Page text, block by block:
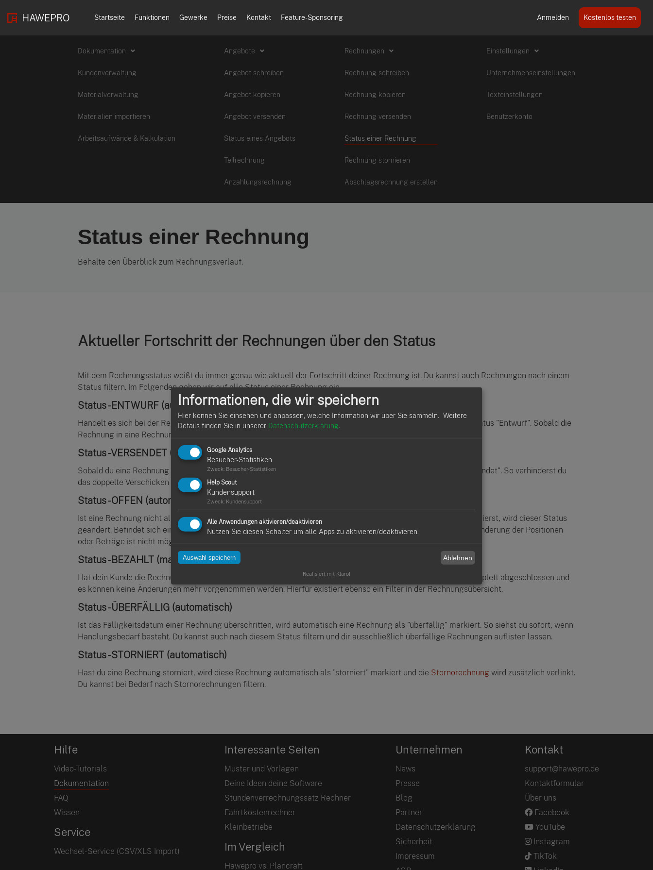
HAWEPRO Startseite Funktionen Gewerke Preise Kontakt Feature-Sponsoring Anmelden Kostenlos testen
Dokumentation
Kundenverwaltung
Materialverwaltung
Materialien importieren
Arbeitsaufwände & Kalkulation
Angebote
Angebot schreiben
Angebot kopieren
Angebot versenden
Status eines Angebots
Teilrechnung
Anzahlungsrechnung
Rechnungen
Rechnung schreiben
Rechnung kopieren
Rechnung versenden
Status einer Rechnung
Rechnung stornieren
Abschlagsrechnung erstellen
Einstellungen
Unternehmenseinstellungen
Texteinstellungen
Benutzerkonto
Status einer Rechnung
Behalte den Überblick zum Rechnungsverlauf.
Aktueller Fortschritt der Rechnungen über den Status
Mit dem Rechnungsstatus weißt du immer genau wie aktuell der Fortschritt deiner Rechnung ist. Du kannst auch Rechnungen nach einem
Status filtern. Im Folgenden gehen wir auf alle Status einer Rechnung ein.
Status - ENTWURF (automatisch)
Handelt es sich bei der Rechnung um einen Entwurf (d.h. ohne Rechnungsnummer) erhält sie automatisch den Status "Entwurf". Sobald die
Rechnung in eine Rechnung mit Rechnungsnummer umgewandelt wird, ändert sich auch der Status.
Status - VERSENDET (automatisch)
Sobald du eine Rechnung als E-Mail an deine Kunden versendest, erhält die Rechnung den Status "Als Mail versendet". So verhinderst du
das doppelte Verschicken der Rechnung. Rechnungsentwürfe können nicht per E-Mail verschickt werden.
Status - OFFEN (automatisch)
Ist eine Rechnung nicht als "bezahlt" markiert, gilt sie als offen. Erst nachdem du die Rechnung als "bezahlt" markierst, wird dieser Status
geändert. Befindet sich eine Rechnung im Status "offen", können noch Korrekturen vorgenommen werden. Eine Änderung der Positionen
oder Beträge ist nicht möglich. Nach diesem Status kann auf der Übersichtsseite gefiltert werden.
Status - BEZAHLT (manuell)
Hat dein Kunde die Rechnung beglichen, kannst du diese jetzt als bezahlt markieren. Damit ist die Rechnung komplett abgeschlossen und
es können keine Änderungen mehr vorgenommen werden. Hierfür existiert ebenso ein Filter in der Rechnungsübersicht.
Status - ÜBERFÄLLIG (automatisch)
Ist das Fälligkeitsdatum einer Rechnung überschritten, wird automatisch eine Rechnung als "überfällig" markiert. So siehst du sofort, wenn
Handlungsbedarf besteht. Du kannst auch nach diesem Status filtern und dir ausschließlich überfällige Rechnungen auflisten lassen.
Status - STORNIERT (automatisch)
Hast du eine Rechnung storniert, wird diese Rechnung automatisch als "storniert" markiert und die Stornorechnung wird zusätzlich verlinkt.
Du kannst bei Bedarf nach Stornorechnungen filtern.
Hilfe
Video-Tutorials
Dokumentation
FAQ
Wissen
Service
Wechsel-Service (CSV/XLS Import)
Interessante Seiten
Muster und Vorlagen
Deine Ideen deine Software
Stundenverrechnungssatz Rechner
Fahrtkostenrechner
Kleinbetriebe
Im Vergleich
Hawepro vs. Plancraft
Unternehmen
News
Presse
Blog
Partner
Datenschutzerklärung
Sicherheit
Impressum
Kontakt
support@hawepro.de
Kontaktformular
Über uns
Facebook
YouTube
Instagram
TikTok
Informationen, die wir speichern
Hier können Sie einsehen und anpassen, welche Information wir über Sie sammeln. Weitere
Details finden Sie in unserer Datenschutzerklärung.
Google Analytics
Besucher-Statistiken
Zweck: Besucher-Statistiken
Help Scout
Kundensupport
Zweck: Kundensupport
Alle Anwendungen aktivieren/deaktivieren
Nutzen Sie diesen Schalter um alle Apps zu aktivieren/deaktivieren.
Auswahl speichern Ablehnen
Realisiert mit Klaro!